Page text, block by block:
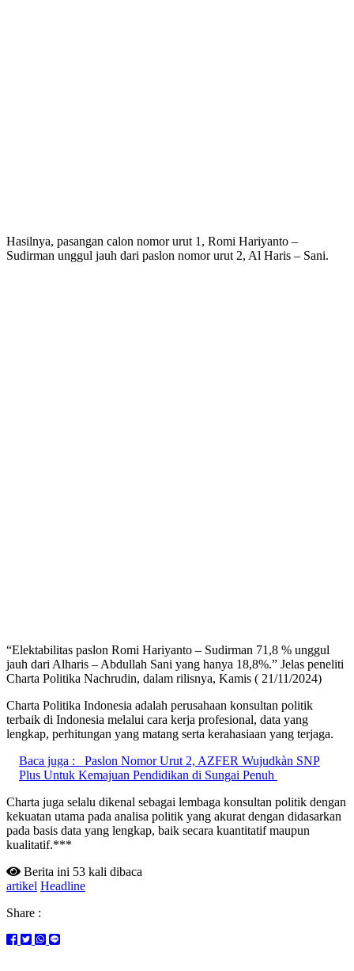
Hasilnya, pasangan calon nomor urut 1, Romi Hariyanto –
Sudirman unggul jauh dari paslon nomor urut 2, Al Haris – Sani.
“Elektabilitas paslon Romi Hariyanto – Sudirman 71,8 % unggul
jauh dari Alharis – Abdullah Sani yang hanya 18,8%.” Jelas peneliti
Charta Politika Nachrudin, dalam rilisnya, Kamis ( 21/11/2024)
Charta Politika Indonesia adalah perusahaan konsultan politik
terbaik di Indonesia melalui cara kerja profesional, data yang
lengkap, perhitungan yang matang serta kerahasiaan yang terjaga.
Baca juga :
Paslon Nomor Urut 2, AZFER Wujudkàn SNP
Plus Untuk Kemajuan Pendidikan di Sungai Penuh
Charta juga selalu dikenal sebagai lembaga konsultan politik dengan
kekuatan utama pada analisa politik yang akurat dengan didasarkan
pada basis data yang lengkap, baik secara kuantitatif maupun
kualitatif.***
Berita ini 53 kali dibaca
artikel Headline
Share :